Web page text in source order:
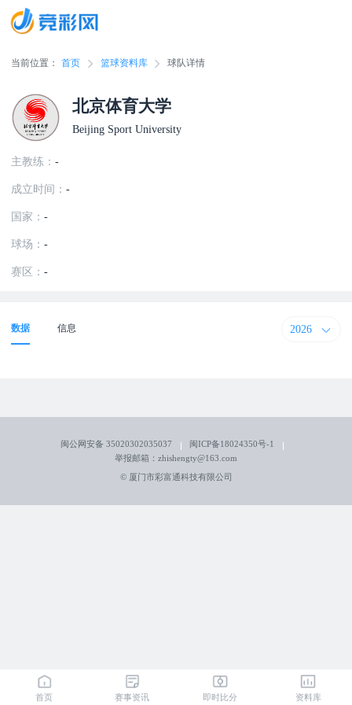
当前位置： 首页 篮球资料库 球队详情
北京体育大学
Beijing Sport University
主教练：-
成立时间：-
国家：-
球场：-
赛区：-
数据 信息 2026
闽公网安备 35020302035037
闽ICP备18024350号-1
举报邮箱：zhishengty@163.com
© 厦门市彩富通科技有限公司
首页 赛事资讯 即时比分 资料库